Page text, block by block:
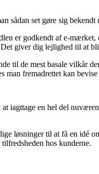
sådan set gøre sig
er godkendt af e-
giver dig lejlighed til at
til de mest basale
man fremadrettet kan
iagttage en hel del
løsninger til at få en idé
hos kunderne.